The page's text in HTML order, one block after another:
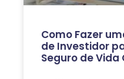
Como Fazer
de Investidor
Seguro de Vida